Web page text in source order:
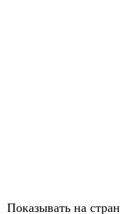
Показывать на